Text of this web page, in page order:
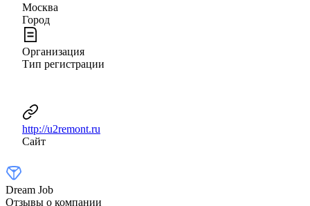
Москва
Город
Организация
Тип регистрации
http://u2remont.ru
Сайт
Dream Job
Отзывы о компании